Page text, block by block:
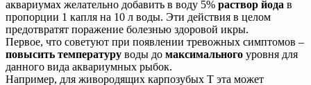
аквариумах желательно добавить в воду 5% раствор йода в
пропорции 1 капля на 10 л воды. Эти действия в целом
предотвратят поражение болезнью здоровой икры.
Первое, что советуют при появлении тревожных симптомов –
повысить температуру воды до максимального уровня для
данного вида аквариумных рыбок.
Например, для живородящих карпозубых Т эта может